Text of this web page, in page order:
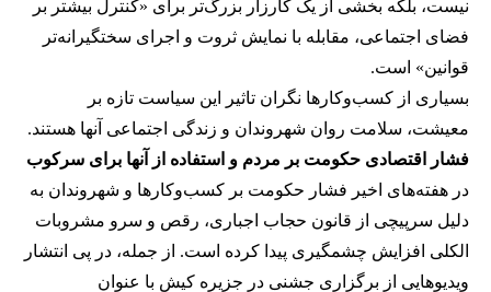
نیست، بلکه بخشی از یک کارزار بزرگ‌تر برای «کنترل بیشتر بر
فضای اجتماعی، مقابله با نمایش ثروت و اجرای سختگیرانه‌تر
قوانین» است.
بسیاری از کسب‌وکارها نگران تاثیر این سیاست‌ تازه بر
معیشت، سلامت روان شهروندان و زندگی اجتماعی آنها هستند.
فشار اقتصادی حکومت بر مردم و استفاده از آنها برای سرکوب
در هفته‌های اخیر فشار حکومت بر کسب‌وکارها و شهروندان به
دلیل سرپیچی از قانون حجاب اجباری، رقص و سرو مشروبات
الکلی افزایش چشمگیری پیدا کرده است. از جمله، در پی انتشار
ویدیوهایی از برگزاری جشنی در جزیره کیش با عنوان